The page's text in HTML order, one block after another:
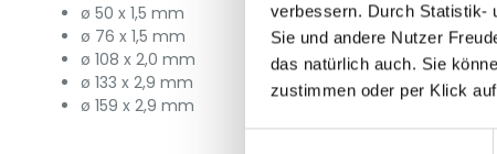
verbessern. Durch Statistik-
Sie und andere Nutzer
das natürlich auch. Sie
zustimmen oder per Klick
ø 50 x 1,5 mm
ø 76 x 1,5 mm
ø 108 x 2,0 mm
ø 133 x 2,9 mm
ø 159 x 2,9 mm